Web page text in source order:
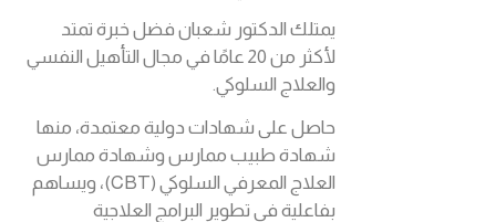
يمتلك الدكتور شعبان فضل خبرة تمتد
لأكثر من 20 عامًا في مجال التأهيل النفسي
والعلاج السلوكي.
حاصل على شهادات دولية معتمدة، منها
شهادة طبيب ممارس وشهادة ممارس
العلاج المعرفي السلوكي (CBT)، ويساهم
بفاعلية في تطوير البرامج العلاجية